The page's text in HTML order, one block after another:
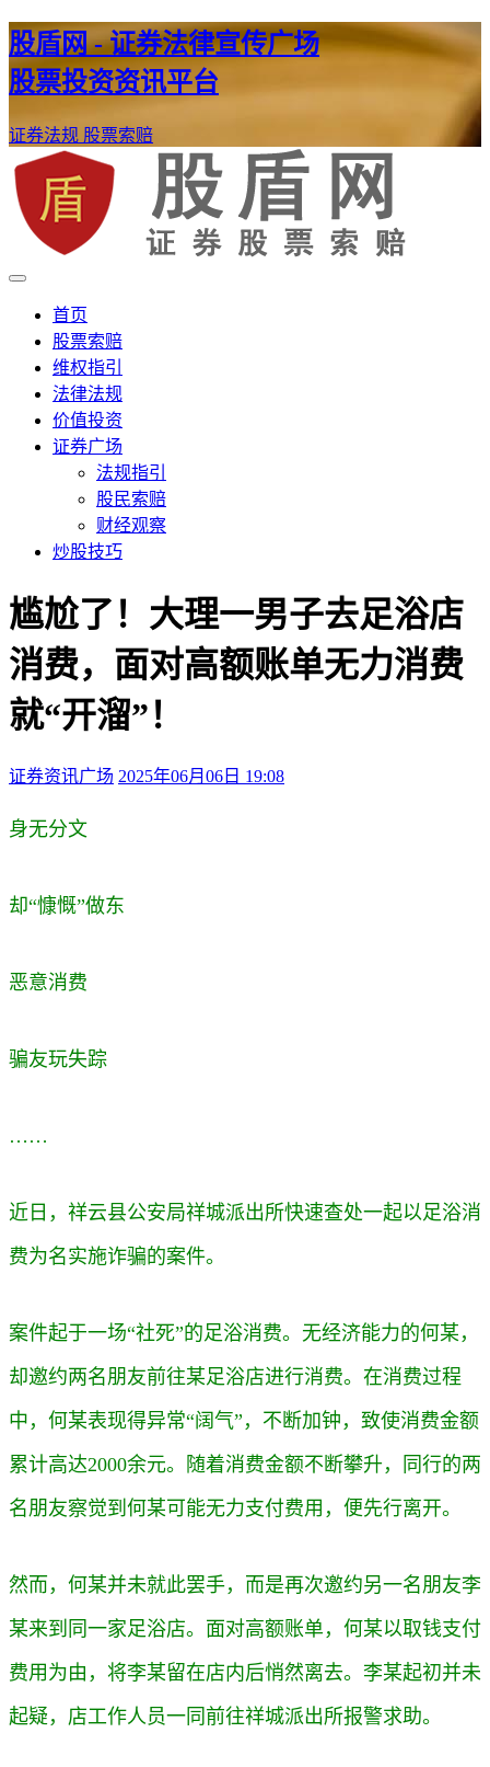
股盾网 - 证券法律宣传广场
股票投资资讯平台
证券法规 股票索赔
股盾网
证券股票维权网
首页
股票索赔
维权指引
法律法规
价值投资
证券广场
法规指引
股民索赔
财经观察
炒股技巧
尴尬了！大理一男子去足浴店
消费，面对高额账单无力消费
就“开溜”！
证券资讯广场 2025年06月06日 19:08
身无分文
却“慷慨”做东
恶意消费
骗友玩失踪
……
近日，祥云县公安局祥城派出所快速查处一起以足浴消
费为名实施诈骗的案件。
案件起于一场“社死”的足浴消费。无经济能力的何某，
却邀约两名朋友前往某足浴店进行消费。在消费过程
中，何某表现得异常“阔气”，不断加钟，致使消费金额
累计高达2000余元。随着消费金额不断攀升，同行的两
名朋友察觉到何某可能无力支付费用，便先行离开。
然而，何某并未就此罢手，而是再次邀约另一名朋友李
某来到同一家足浴店。面对高额账单，何某以取钱支付
费用为由，将李某留在店内后悄然离去。 李某起初并未
起疑， 店工作人员一同前往祥城派出所报警求助。